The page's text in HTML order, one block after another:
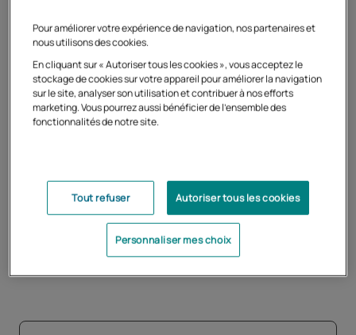
professionnel
EF Education Firstpropose des formules de séjours
linguistiques sur un semestre ou une année, à tout âge.
Un séjour à l’étranger permet de devenir bilingue,
préparer son avenir, découvrir le monde, développer son
Afin de concilier ce type de séjour à l’étranger tout en
continuant sa scolarité française, la solution est de
poursuivre ses études à distance.
Pour améliorer votre expérience de navigation, nos partenaires et
nous utilisons des cookies.
En cliquant sur « Autoriser tous les cookies », vous acceptez le
stockage de cookies sur votre appareil pour améliorer la navigation
sur le site, analyser son utilisation et contribuer à nos efforts
marketing. Vous pourrez aussi bénéficier de l'ensemble des
fonctionnalités de notre site.
Tout refuser Autoriser tous les cookies
Personnaliser mes choix